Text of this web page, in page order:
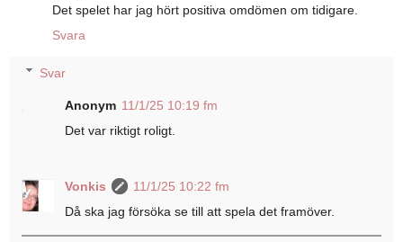
Det spelet har jag hört positiva omdömen om tidigare.
Svara
Svar
Anonym 11/1/25 10:19 fm
Det var riktigt roligt.
Vonkis
11/1/25 10:22 fm
Då ska jag försöka se till att spela det framöver.